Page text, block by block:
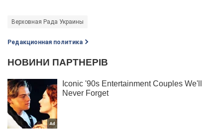
Верховная Рада Украины
Редакционная политика